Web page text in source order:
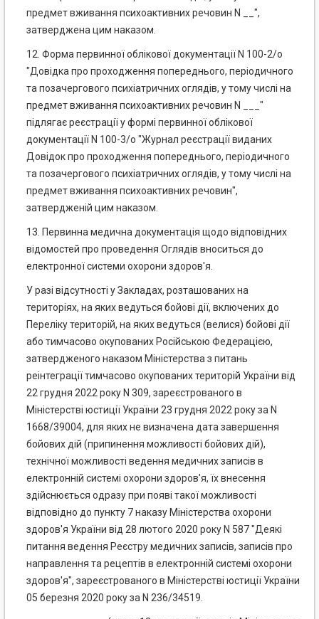
предмет вживання психоактивних речовин N __",
затверджена цим наказом.
12. Форма первинної облікової документації N 100-2/о
"Довідка про проходження попереднього, періодичного
та позачергового психіатричних оглядів, у тому числі на
предмет вживання психоактивних речовин N ___"
підлягає реєстрації у формі первинної облікової
документації N 100-3/о "Журнал реєстрації виданих
Довідок про проходження попереднього, періодичного
та позачергового психіатричних оглядів, у тому числі на
предмет вживання психоактивних речовин",
затвердженій цим наказом.
13. Первинна медична документація щодо відповідних
відомостей про проведення Оглядів вноситься до
електронної системи охорони здоров'я.
У разі відсутності у Закладах, розташованих на
територіях, на яких ведуться бойові дії, включених до
Переліку територій, на яких ведуться (велися) бойові дії
або тимчасово окупованих Російською Федерацією,
затвердженого наказом Міністерства з питань
реінтеграції тимчасово окупованих територій України від
22 грудня 2022 року N 309, зареєстрованого в
Міністерстві юстиції України 23 грудня 2022 року за N
1668/39004, для яких не визначена дата завершення
бойових дій (припинення можливості бойових дій),
технічної можливості ведення медичних записів в
електронній системі охорони здоров'я, їх внесення
здійснюється одразу при появі такої можливості
відповідно до пункту 7 наказу Міністерства охорони
здоров'я України від 28 лютого 2020 року N 587 "Деякі
питання ведення Реєстру медичних записів, записів про
направлення та рецептів в електронній системі охорони
здоров'я", зареєстрованого в Міністерстві юстиції України
05 березня 2020 року за N 236/34519.